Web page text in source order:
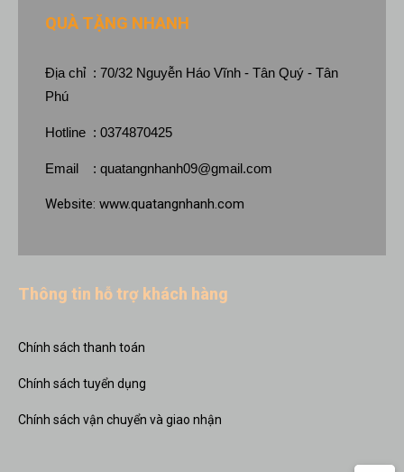
QUÀ TẶNG NHANH
Địa chỉ : 70/32 Nguyễn Háo Vĩnh - Tân Quý - Tân
Phú
Hotline : 0374870425
Email : quatangnhanh09@gmail.com
Website: www.quatangnhanh.com
Thông tin hỗ trợ khách hàng
Chính sách thanh toán
Chính sách tuyển dụng
Chính sách vận chuyển và giao nhận